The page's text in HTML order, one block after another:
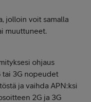
jolloin voit samalla
muuttuneet.
ohjaus
3G nopeudet
ja vaihda APN:ksi
2G ja 3G